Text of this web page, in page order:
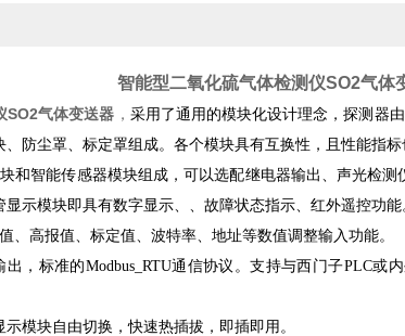
智能型二氧化硫气体检测仪SO2气体
SO2气体变送器 ， 采用了通用的模块化设计理念，探测器
防尘罩、标定罩组成。各个模块具有互换性，且性能指标
智能传感器模块组成，可以选配继电器输出、声光检测
示模块即具有数字显示、、故障状态指示、红外遥控功能
高报值、标定值、波特率、地址等数值调整输入功能。
，标准的Modbus_RTU通信协议。支持与西门子PLC或
模块自由切换，快速热插拔，即插即用。